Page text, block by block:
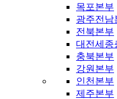
목포본부
광주전남
전북본부
대전세종
충북본부
강원본부
인천본부
제주본부